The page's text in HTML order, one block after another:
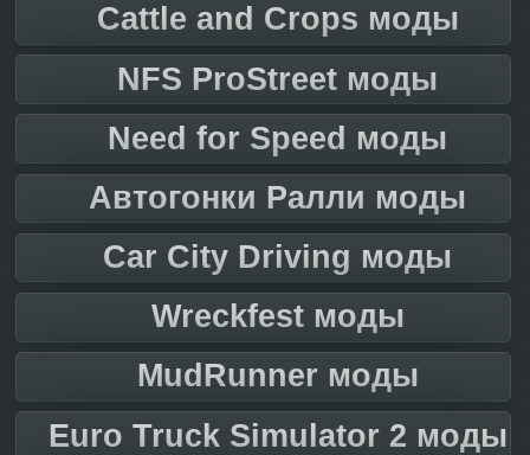
Cattle and Crops моды
NFS ProStreet моды
Need for Speed моды
Автогонки Ралли моды
Car City Driving моды
Wreckfest моды
MudRunner моды
Euro Truck Simulator 2 моды